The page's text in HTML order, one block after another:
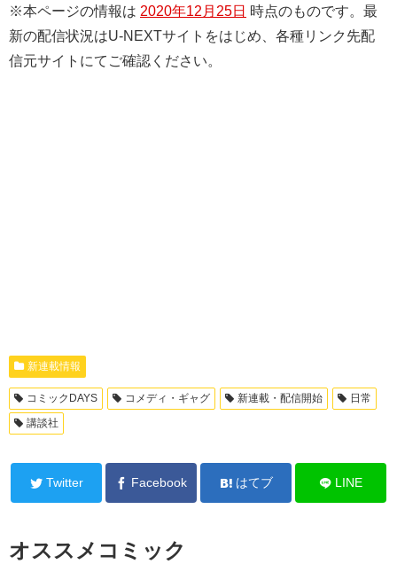
※本ページの情報は 2020年12月25日 時点のものです。最
新の配信状況はU-NEXTサイトをはじめ、各種リンク先配
信元サイトにてご確認ください。
新連載情報
コミックDAYS コメディ・ギャグ 新連載・配信開始
日常
講談社
Twitter Facebook はてブ LINE
オススメコミック